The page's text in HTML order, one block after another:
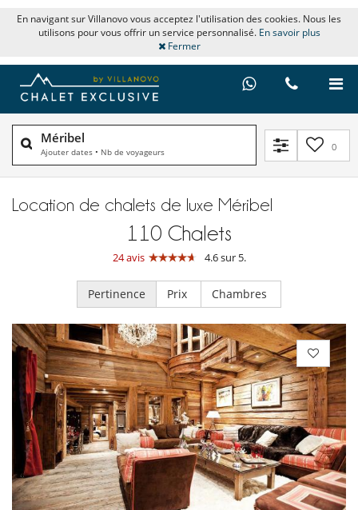
En navigant sur Villanovo vous acceptez l'utilisation des cookies. Nous les
utilisons pour vous offrir un service personnalisé. En savoir plus
Fermer
Méribel
Ajouter dates • Nb de voyageurs 0
Location de chalets de luxe Méribel
110 Chalets
24 avis 4.6 sur 5.
Pertinence Prix Chambres